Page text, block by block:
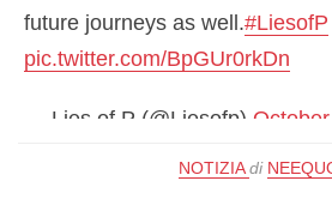
future journeys as well.#LiesofP
pic.twitter.com/BpGUr0rkDn
— Lies of P (@Liesofp)
NOTIZIA di